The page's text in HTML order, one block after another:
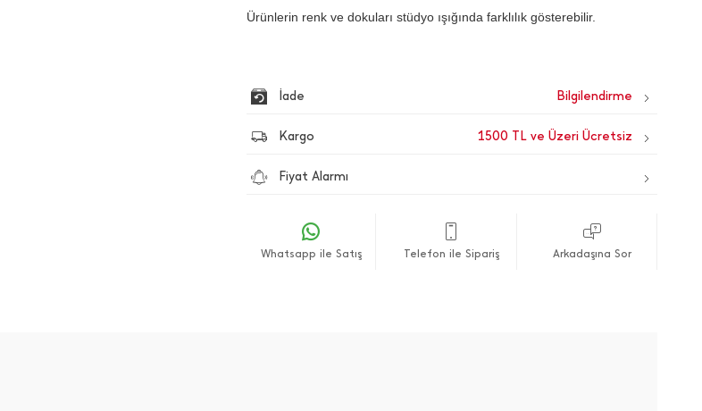
Ürünlerin renk ve dokuları stüdyo ışığında farklılık gösterebilir.
İade
Kargo 1500 TL ve Üzeri Ücretsiz
Fiyat Alarmı
Whatsapp ile Satış Telefon ile Sipariş Arkadaşına Sor